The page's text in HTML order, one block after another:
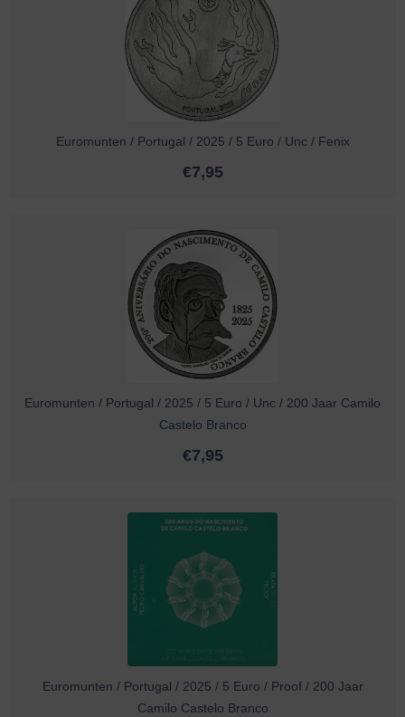
Euromunten / Portugal / 2025 / 5 Euro / Unc / Fenix
€7,95
Euromunten / Portugal / 2025 / 5 Euro / Unc / 200 Jaar Camilo
Castelo Branco
€7,95
Euromunten / Portugal / 2025 / 5 Euro / Proof / 200 Jaar
Camilo Castelo Branco